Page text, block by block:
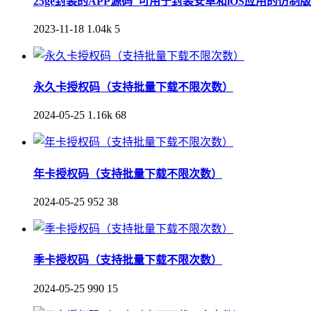
2023-11-18 1.04k 5
永久卡授权码（支持批量下载不限次数）
2024-05-25 1.16k 68
年卡授权码（支持批量下载不限次数）
2024-05-25 952 38
季卡授权码（支持批量下载不限次数）
2024-05-25 990 15